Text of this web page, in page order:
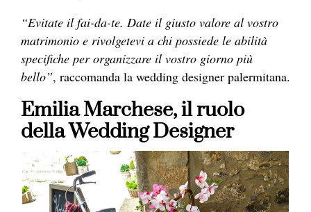
“Evitate il fai-da-te. Date il giusto valore al vostro
matrimonio e rivolgetevi a chi possiede le abilità
specifiche per organizzare il vostro giorno più
bello”, raccomanda la wedding designer palermitana.
Emilia Marchese, il ruolo
della Wedding Designer